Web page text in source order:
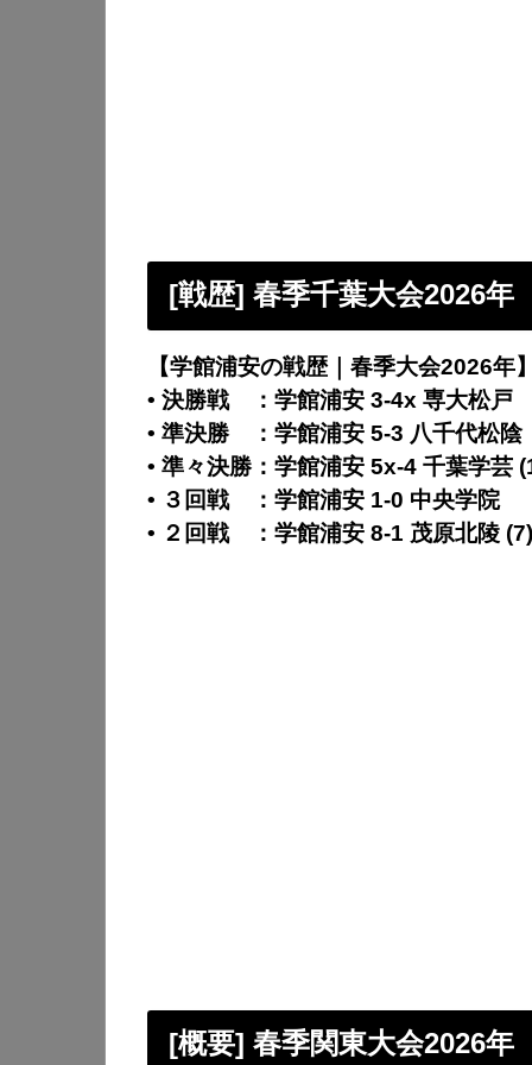
[戦歴] 春季千葉大会2026年
【学館浦安の戦歴｜春季大会2026年
• 決勝戦 ：学館浦安 3-4x 専大松戸
• 準決勝 ：学館浦安 5-3 八千代松陰
• 準々決勝：学館浦安 5x-4 千葉学芸
• ３回戦 ：学館浦安 1-0 中央学院
• ２回戦 ：学館浦安 8-1 茂原北陵 (7)
[概要] 春季関東大会2026年